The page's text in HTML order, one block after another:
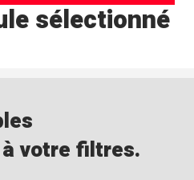
sélectionné
votre filtres.